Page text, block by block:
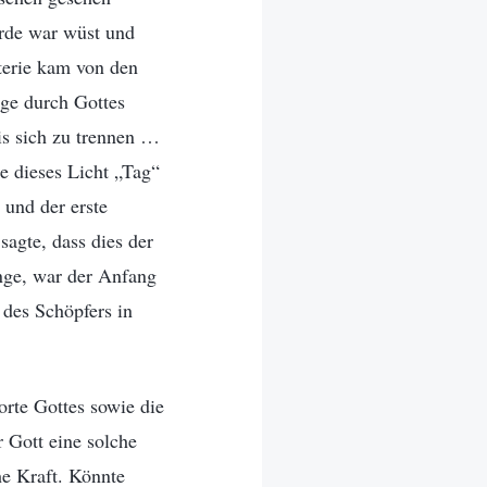
war wüst und
kam von den
durch Gottes
sich zu trennen …
dieses Licht „Tag“
der erste
dass dies der
war der Anfang
Schöpfers in
Gottes sowie die
eine solche
Kraft. Könnte